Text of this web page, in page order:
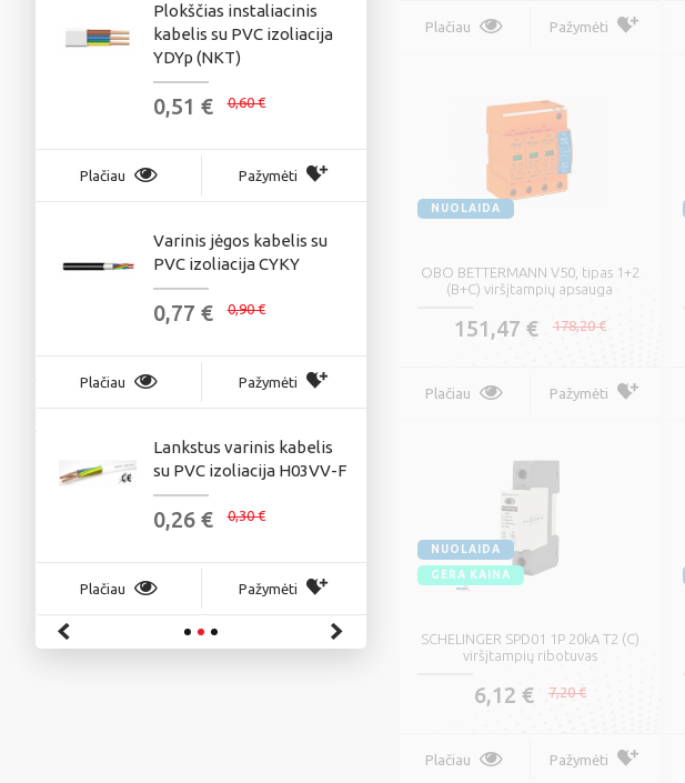
Plokščias instaliacinis
kabelis su PVC izoliacija
YDYp (NKT)
0,51 € 0,60 €
Plačiau Pažymėti
Varinis jėgos kabelis su
PVC izoliacija CYKY
0,77 € 0,90 €
Plačiau Pažymėti
Lankstus varinis kabelis
su PVC izoliacija H03VV-F
0,26 € 0,30 €
Plačiau Pažymėti
kabelis su gumine
0,51 € 0,60 €
Pažymėti
monolitinis laidas H07V-U
Pažymėti
kabelio laikiklis
0,09 €
Plačiau
Plačiau Pažymėti
NUOLAIDA
OBO BETTERMANN V50, tipas 1+2
(B+C) viršįtampių apsauga
151,47 € 178,20 €
Plačiau Pažymėti
NUOLAIDA
GERA KAINA
SCHELINGER SPD01 1P 20kA T2 (C)
viršįtampių ribotuvas
6,12 € 7,20 €
Plačiau Pažymėti